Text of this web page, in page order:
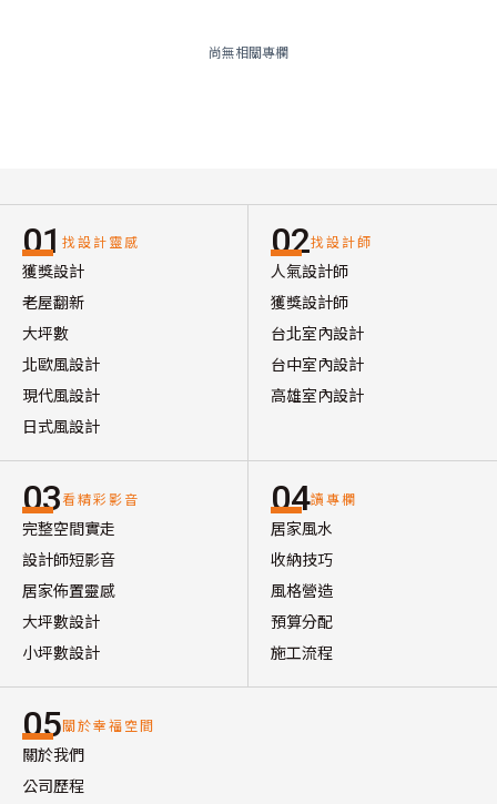
尚無相關專欄
01 找設計靈感
獲獎設計
老屋翻新
大坪數
北歐風設計
現代風設計
日式風設計
02找設計師
人氣設計師
獲獎設計師
台北室內設計
台中室內設計
高雄室內設計
03看精彩影音
完整空間實走
設計師短影音
居家佈置靈感
大坪數設計
小坪數設計
04讀專欄
居家風水
收納技巧
風格營造
預算分配
施工流程
05關於幸福空間
關於我們
公司歷程